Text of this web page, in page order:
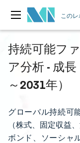
この
持続可能フ
ア分析 - 成
～2031年）
グローバル持続可
（株式、固定収益
ボンド、ソーシャ